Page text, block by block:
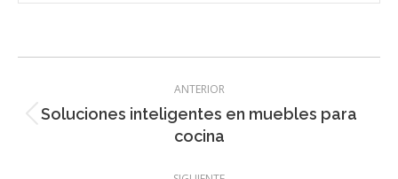
entre
ANTERIOR
Entrada
anterior:
Soluciones inteligentes en muebles para
cocina